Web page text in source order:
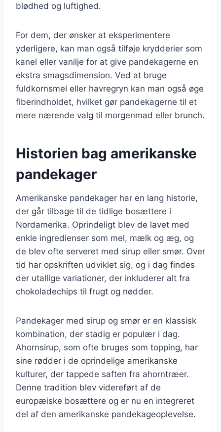
blødhed og luftighed.
For dem, der ønsker at eksperimentere
yderligere, kan man også tilføje krydderier som
kanel eller vanilje for at give pandekagerne en
ekstra smagsdimension. Ved at bruge
fuldkornsmel eller havregryn kan man også øge
fiberindholdet, hvilket gør pandekagerne til et
mere nærende valg til morgenmad eller brunch.
Historien bag amerikanske
pandekager
Amerikanske pandekager har en lang historie,
der går tilbage til de tidlige bosættere i
Nordamerika. Oprindeligt blev de lavet med
enkle ingredienser som mel, mælk og æg, og
de blev ofte serveret med sirup eller smør. Over
tid har opskriften udviklet sig, og i dag findes
der utallige variationer, der inkluderer alt fra
chokoladechips til frugt og nødder.
Pandekager med sirup og smør er en klassisk
kombination, der stadig er populær i dag.
Ahornsirup, som ofte bruges som topping, har
sine rødder i de oprindelige amerikanske
kulturer, der tappede saften fra ahorntræer.
Denne tradition blev videreført af de
europæiske bosættere og er nu en integreret
del af den amerikanske pandekageoplevelse.